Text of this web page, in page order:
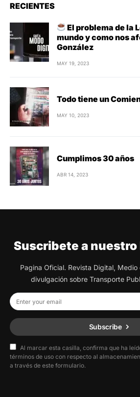
RECIENTES
El problema de la
mundo y como nos
González
MAY 19, 2023
Todo tiene un
MAY 10, 2023
Cumplimos 30 años
ABR 14, 2023
Suscribete a
Pagina Oficial. Revista Digital,
divulgación sobre Transporte
Subscribe
Al marcar esta casilla, confirma que ha
términos de uso con respecto al
a través de este formulario.